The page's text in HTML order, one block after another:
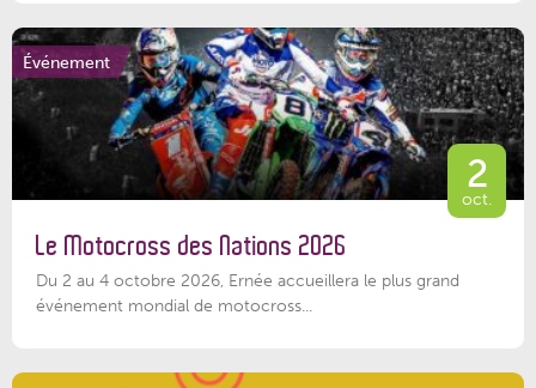
Événement
2
oct.
Le Motocross des Nations 2026
Du 2 au 4 octobre 2026, Ernée accueillera le plus grand
événement mondial de motocross...